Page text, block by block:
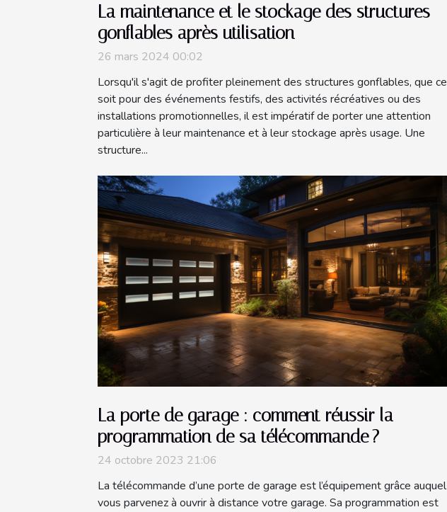
La maintenance et le stockage des structures
gonflables après utilisation
26 mars 2024 00:02
Lorsqu'il s'agit de profiter pleinement des structures gonflables, que ce
soit pour des événements festifs, des activités récréatives ou des
installations promotionnelles, il est impératif de porter une attention
particulière à leur maintenance et à leur stockage après usage. Une
structure...
La porte de garage : comment réussir la
programmation de sa télécommande ?
24 octobre 2023 21:06
La télécommande d’une porte de garage est l’équipement grâce auquel
vous parvenez à ouvrir à distance votre garage. Sa programmation est